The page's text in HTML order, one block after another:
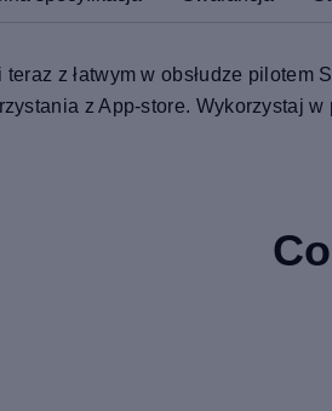
z łatwym w obsłudze
z App-store. Wykorzystaj